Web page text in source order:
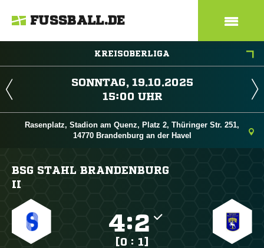
FUSSBALL.DE
KREISOBERLIGA
 
 
Rasenplatz, Stadion am Quenz, Platz 2, Thüringer Str. 251,
14770 Brandenburg an der Havel
BSG STAHL BRANDENBURG
II
:
[0 : 1]